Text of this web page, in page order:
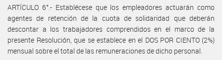
ARTÍCULO 6°.- Establécese que los empleadores actuarán como
agentes de retención de la cuota de solidaridad que deberán
descontar a los trabajadores comprendidos en el marco de la
presente Resolución, que se establece en el DOS POR CIENTO (2%)
mensual sobre el total de las remuneraciones de dicho personal.